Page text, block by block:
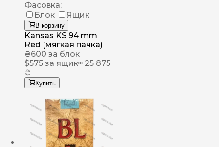
Фасовка:
Блок
Ящик
В корзину
Kansas KS 94 mm
Red (мягкая пачка)
₴600 за блок
$575 за ящик≈ 25 875
₴
Купить